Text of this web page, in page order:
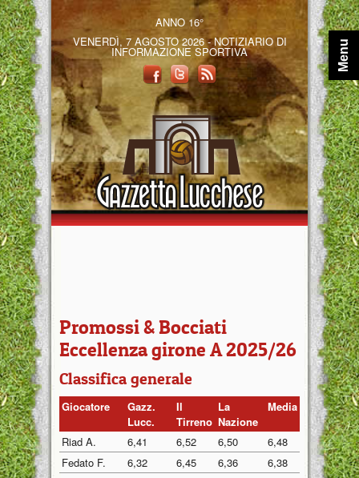
ANNO 16°
VENERDÌ, 7 AGOSTO 2026 - NOTIZIARIO DI
INFORMAZIONE SPORTIVA
Promossi & Bocciati
Eccellenza girone A 2025/26
Classifica generale
Giocatore
Gazz.
Lucc.
Il
Tirreno
La
Nazione
Media
Riad A. 6,41 6,52 6,50
6,48
Fedato F.
6,32 6,45 6,36
6,38
Menu